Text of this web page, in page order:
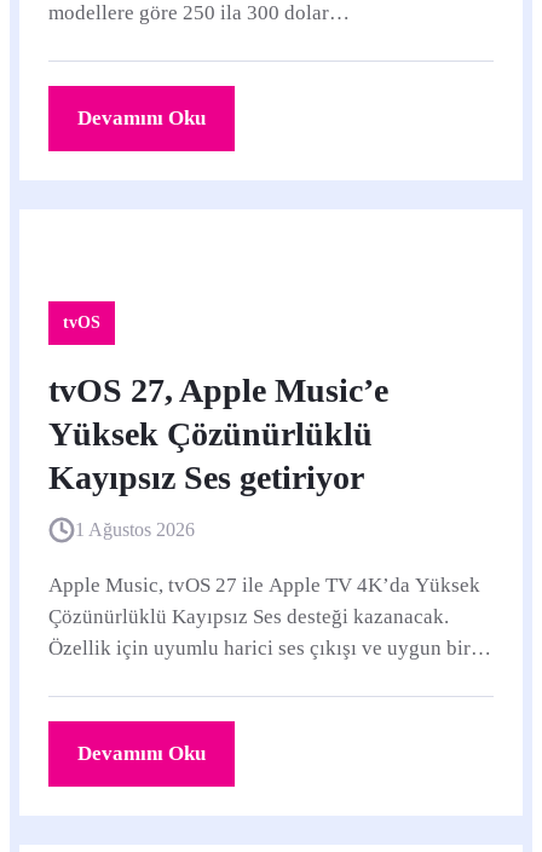
modellere göre 250 ila 300 dolar
Devamını Oku
tvOS
tvOS 27, Apple Music’e
Yüksek Çözünürlüklü
Kayıpsız Ses getiriyor
1 Ağustos 2026
Apple Music, tvOS 27 ile Apple TV 4K’da Yüksek
Çözünürlüklü Kayıpsız Ses desteği kazanacak.
Özellik için uyumlu harici ses çıkışı ve uygun bir
Devamını Oku